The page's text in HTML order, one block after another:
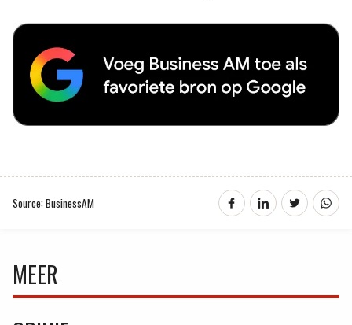
Source: BusinessAM
MEER